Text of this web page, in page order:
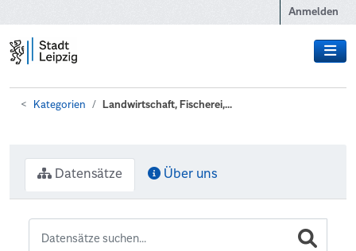
Anmelden
Kategorien Landwirtschaft, Fischerei,...
Datensätze Über uns